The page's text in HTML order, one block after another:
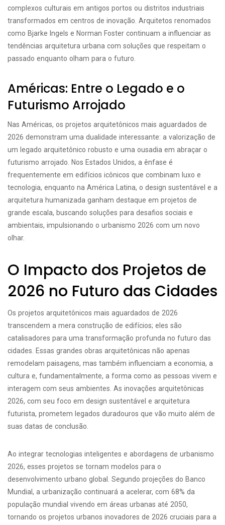
complexos culturais em antigos portos ou distritos industriais
transformados em centros de inovação. Arquitetos renomados
como Bjarke Ingels e Norman Foster continuam a influenciar as
tendências arquitetura urbana com soluções que respeitam o
passado enquanto olham para o futuro.
Américas: Entre o Legado e o
Futurismo Arrojado
Nas Américas, os projetos arquitetônicos mais aguardados de
2026 demonstram uma dualidade interessante: a valorização de
um legado arquitetônico robusto e uma ousadia em abraçar o
futurismo arrojado. Nos Estados Unidos, a ênfase é
frequentemente em edifícios icônicos que combinam luxo e
tecnologia, enquanto na América Latina, o design sustentável e a
arquitetura humanizada ganham destaque em projetos de
grande escala, buscando soluções para desafios sociais e
ambientais, impulsionando o urbanismo 2026 com um novo
olhar.
O Impacto dos Projetos de
2026 no Futuro das Cidades
Os projetos arquitetônicos mais aguardados de 2026
transcendem a mera construção de edifícios; eles são
catalisadores para uma transformação profunda no futuro das
cidades. Essas grandes obras arquitetônicas não apenas
remodelam paisagens, mas também influenciam a economia, a
cultura e, fundamentalmente, a forma como as pessoas vivem e
interagem com seus ambientes. As inovações arquitetônicas
2026, com seu foco em design sustentável e arquitetura
futurista, prometem legados duradouros que vão muito além de
suas datas de conclusão.
Ao integrar tecnologias inteligentes e abordagens de urbanismo
2026, esses projetos se tornam modelos para o
desenvolvimento urbano global. Segundo projeções do Banco
Mundial, a urbanização continuará a acelerar, com 68% da
população mundial vivendo em áreas urbanas até 2050,
tornando os projetos urbanos inovadores de 2026 cruciais para a